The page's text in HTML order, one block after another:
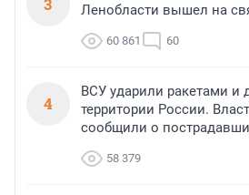
Ленобласти вышел на
60 861 60
4
ВСУ ударили ракетами и
территории России.
сообщили о
58 379